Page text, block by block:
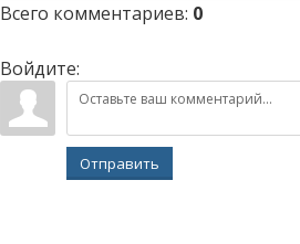
Всего комментариев: 0
Войдите:
Отправить